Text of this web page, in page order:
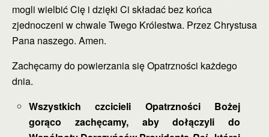
mogli wielbić Cię i dzięki Ci składać bez końca
zjednoczeni w chwale Twego Królestwa. Przez Chrystusa
Pana naszego. Amen.
Zachęcamy do powierzania się Opatrzności każdego
dnia.
Wszystkich czcicieli Opatrzności Bożej
gorąco zachęcamy, aby dołączyli do